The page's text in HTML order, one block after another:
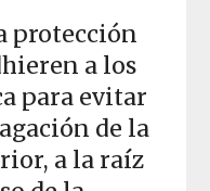
protección
a los
para evitar
de la
a la raíz